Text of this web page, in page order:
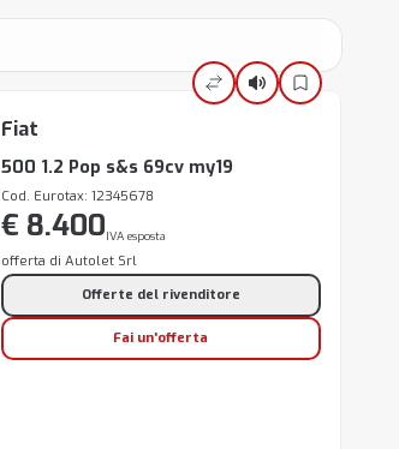
Fiat
500 1.2 Pop s&s 69cv my19
Cod. Eurotax: 12345678
€ 8.400IVA esposta
offerta di Autolet Srl
Offerte del rivenditore
Fai un'offerta